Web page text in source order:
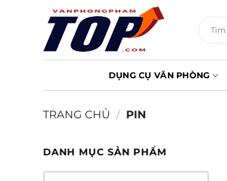
kiếm:
DỤNG CỤ VĂN PHÒNG
TRANG CHỦ / PIN
DANH MỤC SẢN PHẨM